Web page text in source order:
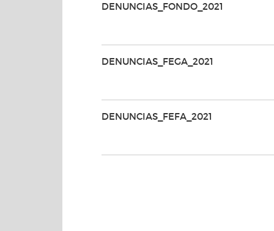
DENUNCIAS_FONDO_2021
DENUNCIAS_FEGA_2021
DENUNCIAS_FEFA_2021